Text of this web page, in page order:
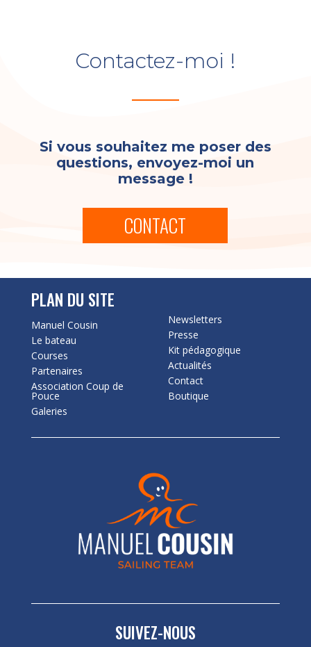
Contactez-moi !
Si vous souhaitez me poser des
questions, envoyez-moi un
message !
CONTACT
PLAN DU SITE
Manuel Cousin
Le bateau
Courses
Partenaires
Association Coup de
Pouce
Galeries
Newsletters
Presse
Kit pédagogique
Actualités
Contact
Boutique
SUIVEZ-NOUS